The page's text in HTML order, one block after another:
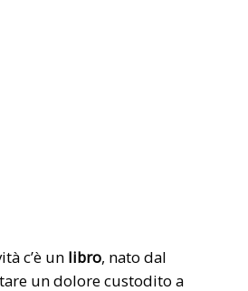
c’è un libro, nato dal
un dolore custodito a